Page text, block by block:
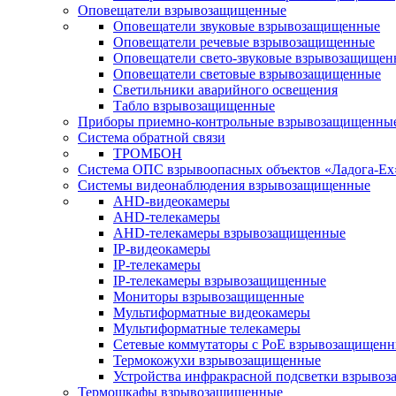
Оповещатели взрывозащищенные
Оповещатели звуковые взрывозащищенные
Оповещатели речевые взрывозащищенные
Оповещатели свето-звуковые
Оповещатели световые взрывозащищенные
Светильники аварийного освещения
Табло взрывозащищенные
Приборы приемно-контрольные
Система обратной связи
ТРОМБОН
Система ОПС взрывоопасных объектов «Ладога-
Системы видеонаблюдения взрывозащищенные
AHD-видеокамеры
AHD-телекамеры
AHD-телекамеры взрывозащищенные
IP-видеокамеры
IP-телекамеры
IP-телекамеры взрывозащищенные
Мониторы взрывозащищенные
Мультиформатные видеокамеры
Мультиформатные телекамеры
Сетевые коммутаторы с РоЕ
Термокожухи взрывозащищенные
Устройства инфракрасной подсветки
Термошкафы взрывозащищенные